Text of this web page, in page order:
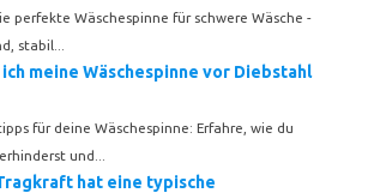
perfekte Wäschespinne für schwere Wäsche -
stabil...
ich meine Wäschespinne vor Diebstahl
für deine Wäschespinne: Erfahre, wie du
und...
hat eine typische